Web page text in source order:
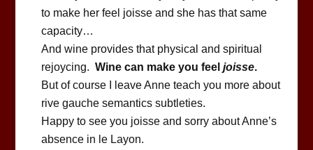
to make her feel joisse and she has that same
capacity…
And wine provides that physical and spiritual
rejoycing. Wine can make you feel joisse.
But of course I leave Anne teach you more about
rive gauche semantics subtleties.
Happy to see you joisse and sorry about Anne’s
absence in le Layon.